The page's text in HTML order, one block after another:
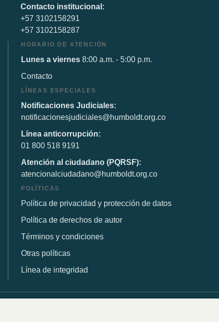
Contacto institucional:
+57 3102158291
+57 3102158287
HORARIO DE ATENCIÓN
Lunes a viernes 8:00 a.m. - 5:00 p.m.
Contacto
LÍNEAS ESPECIALES
Notificaciones Judiciales:
notificacionesjudiciales@humboldt.org.co
Línea anticorrupción:
01 800 518 9191
Atención al ciudadano (PQRSF):
atencionalciudadano@humboldt.org.co
POLÍTICAS
Política de privacidad y protección de datos
Política de derechos de autor
Términos y condiciones
Otras políticas
Línea de integridad